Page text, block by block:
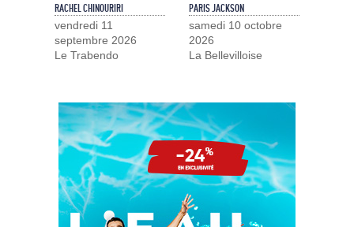
RACHEL CHINOURIRI
vendredi 11
septembre 2026
Le Trabendo
PARIS JACKSON
samedi 10 octobre
2026
La Bellevilloise